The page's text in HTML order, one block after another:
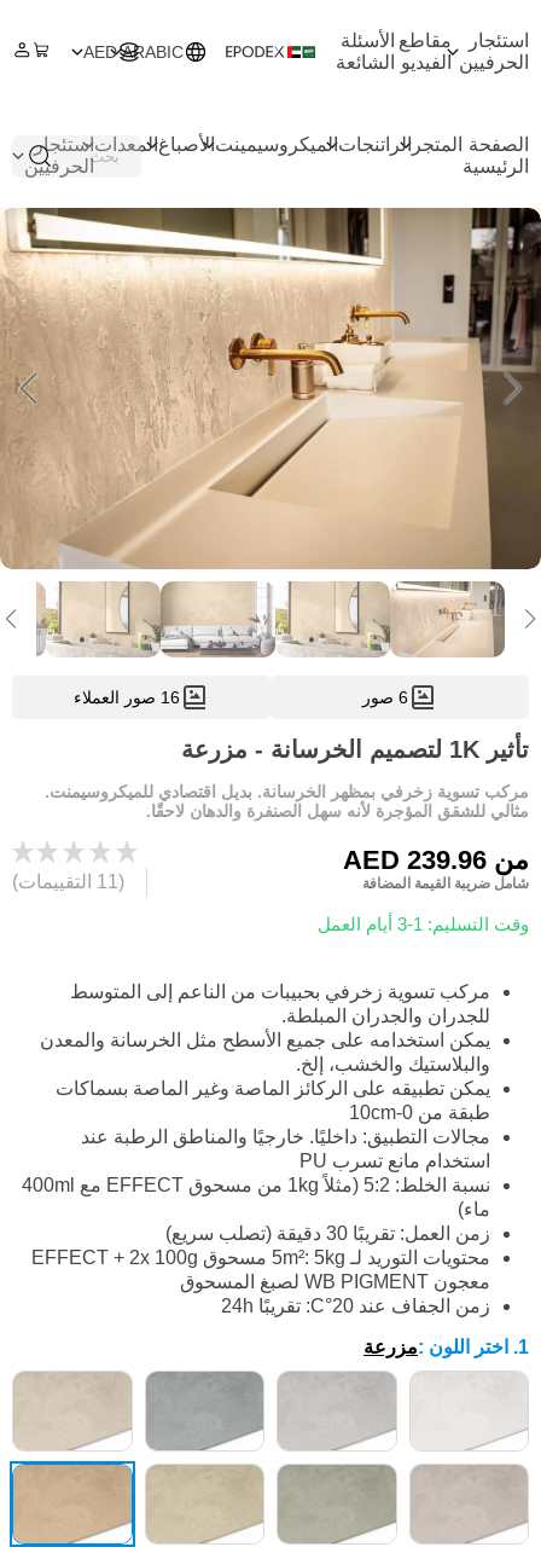
استئجار
الحرفيين
مقاطع
الفيديو
الأسئلة
الشائعة
ARABIC
AED
الصفحة
الرئيسية
المتجر الراتنجاتالميكروسيمينتالأصباغالمعداتاستئجار
الحرفيين
6 صور 16 صور العملاء
تأثير 1K لتصميم الخرسانة - مزرعة
مركب تسوية زخرفي بمظهر الخرسانة. بديل اقتصادي للميكروسيمنت.
مثالي للشقق المؤجرة لأنه سهل الصنفرة والدهان لاحقًا.
من
شامل ضريبة القيمة المضافة
وقت التسليم: 1-3 أيام العمل
(11 التقييمات)
مركب تسوية زخرفي بحبيبات من الناعم إلى المتوسط
للجدران والجدران المبلطة.
يمكن استخدامه على جميع الأسطح مثل الخرسانة والمعدن
والبلاستيك والخشب، إلخ.
يمكن تطبيقه على الركائز الماصة وغير الماصة بسماكات
طبقة من 0-10cm
مجالات التطبيق: داخليًا. خارجيًا والمناطق الرطبة عند
استخدام مانع تسرب PU
نسبة الخلط: 5:2 (مثلاً 1kg من مسحوق EFFECT مع 400ml
ماء)
زمن العمل: تقريبًا 30 دقيقة (تصلب سريع)
محتويات التوريد لـ 5m²: 5kg مسحوق EFFECT + 2x 100g
معجون WB PIGMENT لصبغ المسحوق
زمن الجفاف عند 20°C: تقريبًا 24h
1. اختر اللون
:مزرعة